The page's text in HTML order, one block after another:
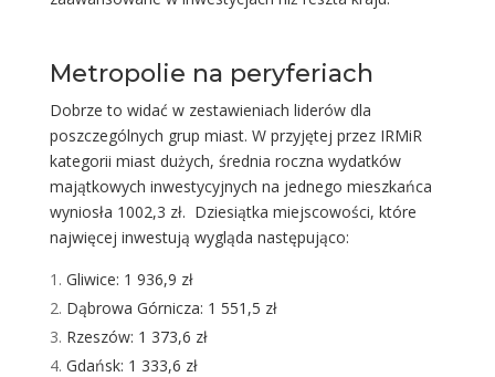
Metropolie na peryferiach
Dobrze to widać w zestawieniach liderów dla
poszczególnych grup miast. W przyjętej przez IRMiR
kategorii miast dużych, średnia roczna wydatków
majątkowych inwestycyjnych na jednego mieszkańca
wyniosła 1002,3 zł. Dziesiątka miejscowości, które
najwięcej inwestują wygląda następująco:
Gliwice: 1 936,9 zł
Dąbrowa Górnicza: 1 551,5 zł
Rzeszów: 1 373,6 zł
Gdańsk: 1 333,6 zł